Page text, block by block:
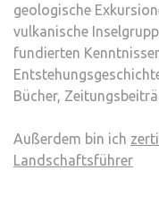
geologische
vulkanische
fundierten
Bücher,
Außerdem bin ich
Landschaftsführer